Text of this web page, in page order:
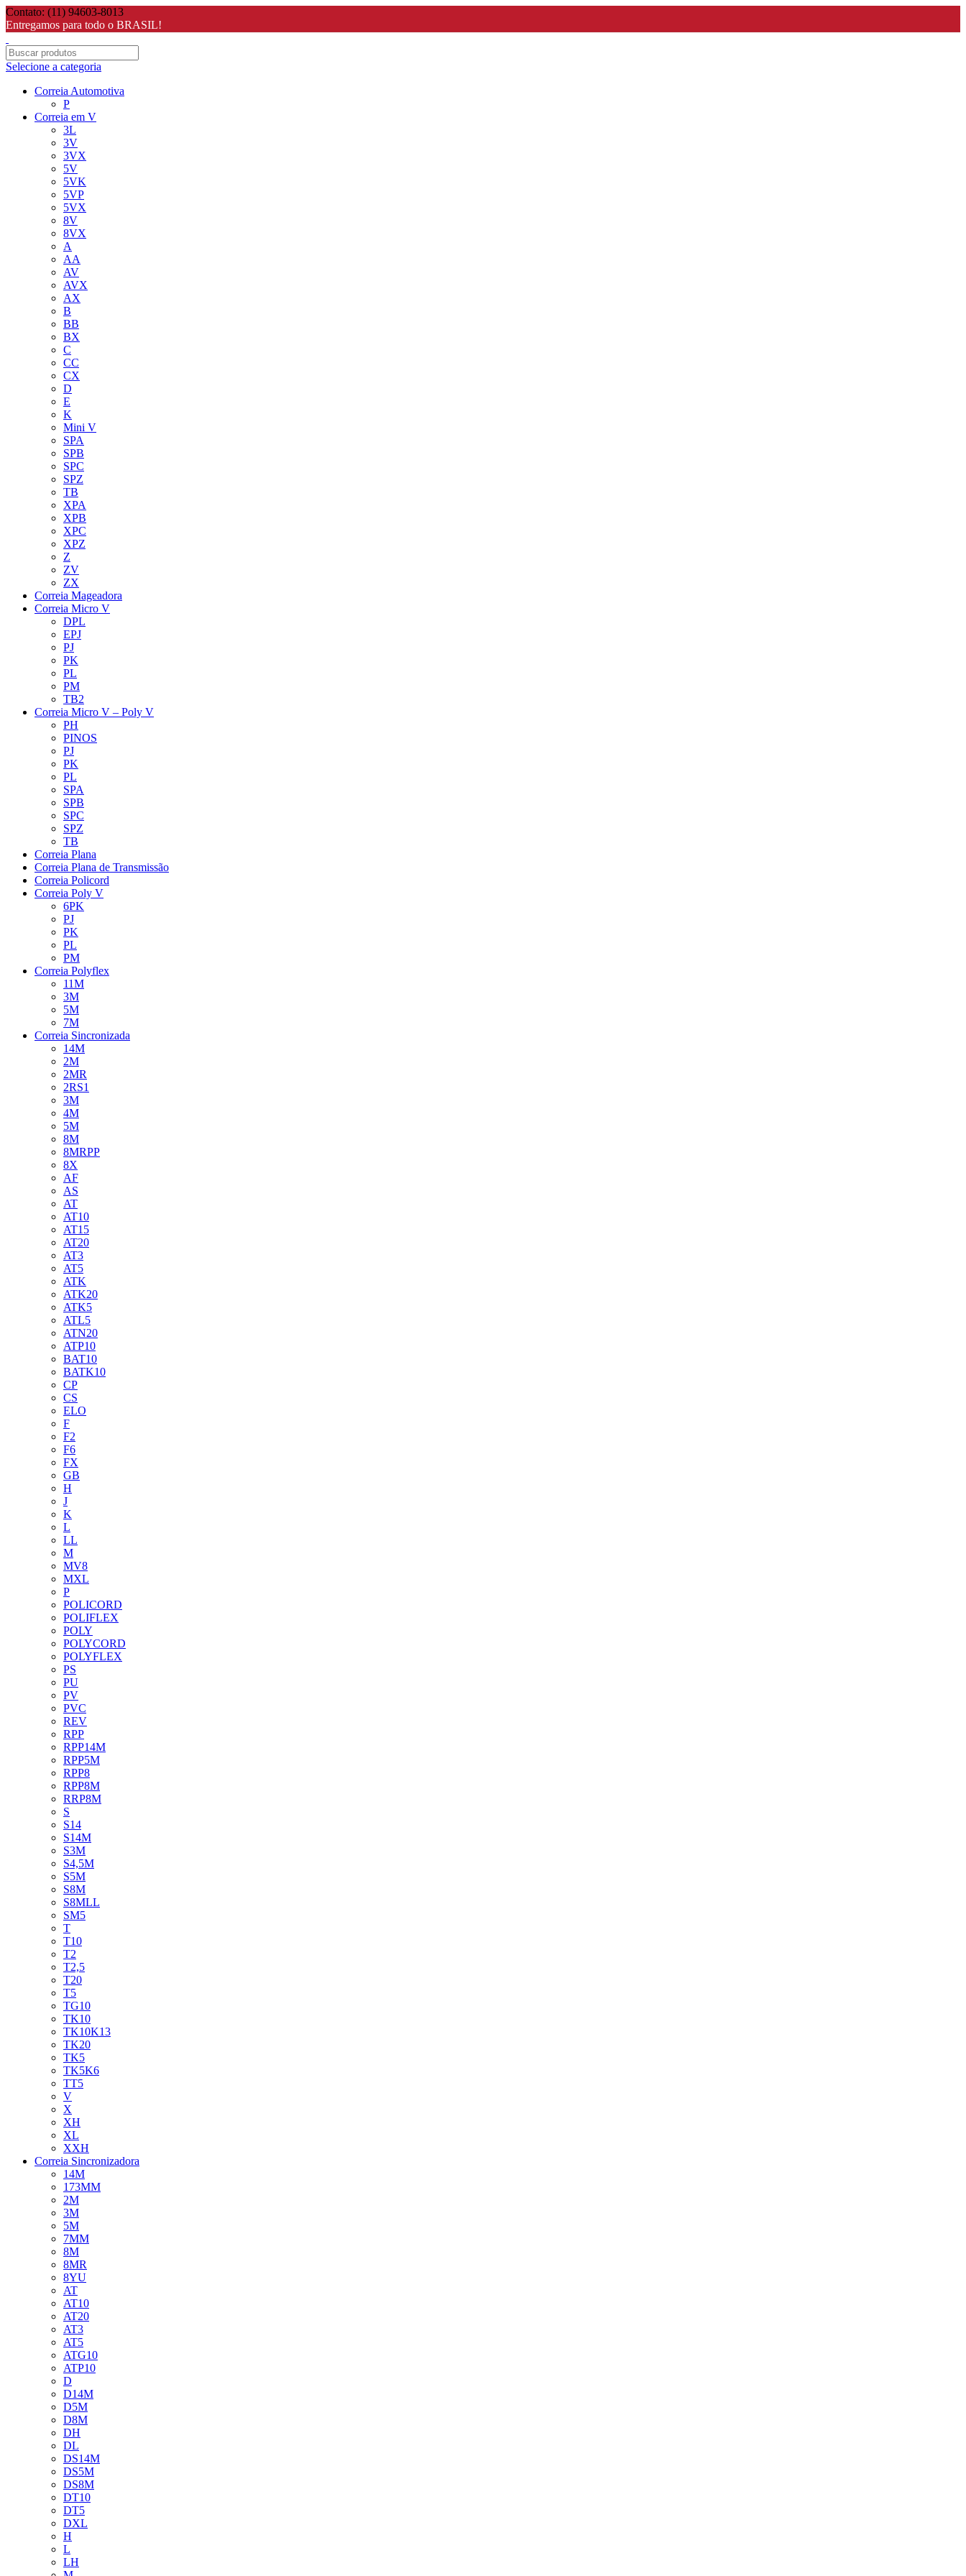
Contato: (11) 94603-8013
Entregamos para todo o BRASIL!
Selecione a categoria
Correia Automotiva
P
Correia em V
3L
3V
3VX
5V
5VK
5VP
5VX
8V
8VX
A
AA
AV
AVX
AX
B
BB
BX
C
CC
CX
D
E
K
Mini V
SPA
SPB
SPC
SPZ
TB
XPA
XPB
XPC
XPZ
Z
ZV
ZX
Correia Mageadora
Correia Micro V
DPL
EPJ
PJ
PK
PL
PM
TB2
Correia Micro V – Poly V
PH
PINOS
PJ
PK
PL
SPA
SPB
SPC
SPZ
TB
Correia Plana
Correia Plana de Transmissão
Correia Policord
Correia Poly V
6PK
PJ
PK
PL
PM
Correia Polyflex
11M
3M
5M
7M
Correia Sincronizada
14M
2M
2MR
2RS1
3M
4M
5M
8M
8MRPP
8X
AF
AS
AT
AT10
AT15
AT20
AT3
AT5
ATK
ATK20
ATK5
ATL5
ATN20
ATP10
BAT10
BATK10
CP
CS
ELO
F
F2
F6
FX
GB
H
J
K
L
LL
M
MV8
MXL
P
POLICORD
POLIFLEX
POLY
POLYCORD
POLYFLEX
PS
PU
PV
PVC
REV
RPP
RPP14M
RPP5M
RPP8
RPP8M
RRP8M
S
S14
S14M
S3M
S4,5M
S5M
S8M
S8MLL
SM5
T
T10
T2
T2,5
T20
T5
TG10
TK10
TK10K13
TK20
TK5
TK5K6
TT5
V
X
XH
XL
XXH
Correia Sincronizadora
14M
173MM
2M
3M
5M
7MM
8M
8MR
8YU
AT
AT10
AT20
AT3
AT5
ATG10
ATP10
D
D14M
D5M
D8M
DH
DL
DS14M
DS5M
DS8M
DT10
DT5
DXL
H
L
LH